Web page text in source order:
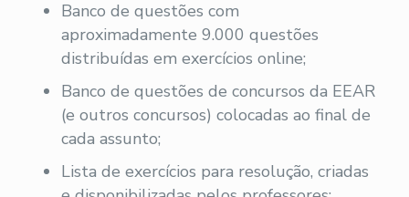
Banco de questões com
aproximadamente 9.000 questões
distribuídas em exercícios online;
Banco de questões de concursos da EEAR
(e outros concursos) colocadas ao final de
cada assunto;
Lista de exercícios para resolução, criadas